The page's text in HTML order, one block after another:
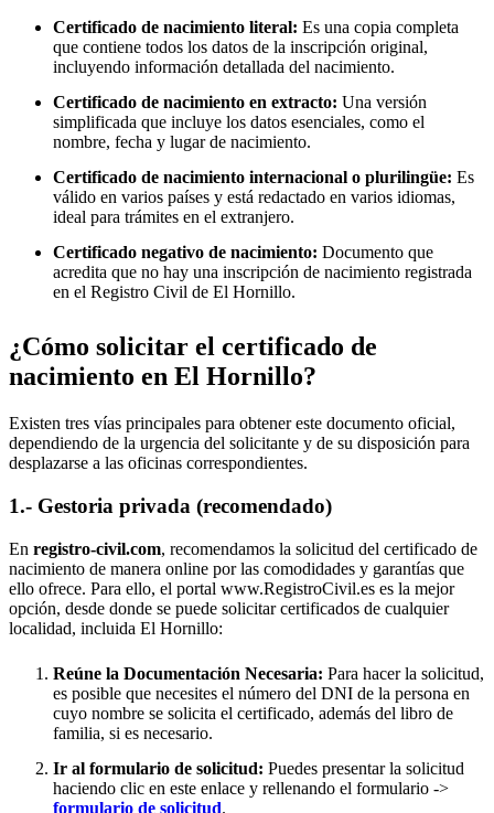
Certificado de nacimiento literal: Es una copia completa
que contiene todos los datos de la inscripción original,
incluyendo información detallada del nacimiento.
Certificado de nacimiento en extracto: Una versión
simplificada que incluye los datos esenciales, como el
nombre, fecha y lugar de nacimiento.
Certificado de nacimiento internacional o plurilingüe: Es
válido en varios países y está redactado en varios idiomas,
ideal para trámites en el extranjero.
Certificado negativo de nacimiento: Documento que
acredita que no hay una inscripción de nacimiento registrada
en el Registro Civil de El Hornillo.
¿Cómo solicitar el certificado de
nacimiento en El Hornillo?
Existen tres vías principales para obtener este documento oficial,
dependiendo de la urgencia del solicitante y de su disposición para
desplazarse a las oficinas correspondientes.
1.- Gestoria privada (recomendado)
En registro-civil.com, recomendamos la solicitud del certificado de
nacimiento de manera online por las comodidades y garantías que
ello ofrece. Para ello, el portal www.RegistroCivil.es es la mejor
opción, desde donde se puede solicitar certificados de cualquier
localidad, incluida El Hornillo:
Reúne la Documentación Necesaria: Para hacer la solicitud,
es posible que necesites el número del DNI de la persona en
cuyo nombre se solicita el certificado, además del libro de
familia, si es necesario.
Ir al formulario de solicitud: Puedes presentar la solicitud
haciendo clic en este enlace y rellenando el formulario ->
formulario de solicitud.